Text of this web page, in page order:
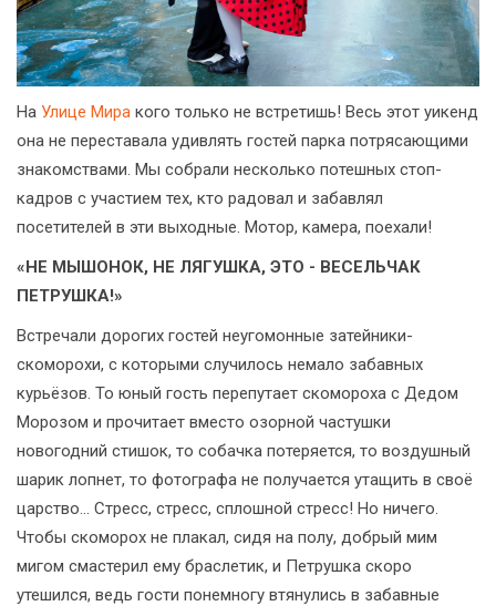
На Улице Мира кого только не встретишь! Весь этот уикенд
она не переставала удивлять гостей парка потрясающими
знакомствами. Мы собрали несколько потешных стоп-
кадров с участием тех, кто радовал и забавлял
посетителей в эти выходные. Мотор, камера, поехали!
«НЕ МЫШОНОК, НЕ ЛЯГУШКА, ЭТО - ВЕСЕЛЬЧАК
ПЕТРУШКА!»
Встречали дорогих гостей неугомонные затейники-
скоморохи, с которыми случилось немало забавных
курьёзов. То юный гость перепутает скомороха с Дедом
Морозом и прочитает вместо озорной частушки
новогодний стишок, то собачка потеряется, то воздушный
шарик лопнет, то фотографа не получается утащить в своё
царство... Стресс, стресс, сплошной стресс! Но ничего.
Чтобы скоморох не плакал, сидя на полу, добрый мим
мигом смастерил ему браслетик, и Петрушка скоро
утешился, ведь гости понемногу втянулись в забавные